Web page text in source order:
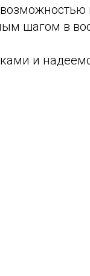
шагом в
и